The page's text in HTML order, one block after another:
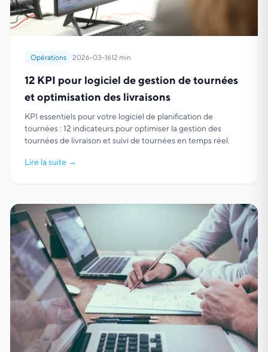
Opérations 2026-03-1612 min
12 KPI pour logiciel de gestion de tournées
et optimisation des livraisons
KPI essentiels pour votre logiciel de planification de
tournées : 12 indicateurs pour optimiser la gestion des
tournées de livraison et suivi de tournées en temps réel.
Lire la suite →